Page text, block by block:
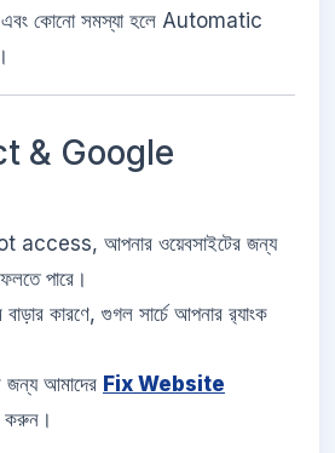
এবং কোনো সমস্যা হলে Automatic
& Google
আপনার ওয়েবসাইটের জন্য
পারে।
কারণে, গুগল সার্চে আপনার র‍্যাংক
জন্য আমাদের Fix Website
করুন।